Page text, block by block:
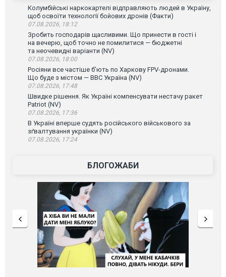
Колумбійські наркокартелі відправляють людей в Україну,
щоб освоїти технології бойових дронів (Факти)
07.08.2026, 18:12
Зробить господарів щасливими. Що принести в гості і
на вечерю, щоб точно не помилитися — бюджетні
та неочевидні варіанти (NV)
07.08.2026, 18:00
Росіяни все частіше бʼють по Харкову FPV-дронами.
Що буде з містом — ВВС Україна (NV)
07.08.2026, 17:48
Швидке рішення. Як Україні компенсувати нестачу ракет
Patriot (NV)
07.08.2026, 17:36
В Україні вперше судять російського військового за
зґвалтування українки (NV)
07.08.2026, 17:24
БЛОГОЖАБИ